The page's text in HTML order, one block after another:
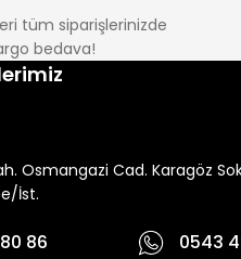
tüm siparişlerinizde
bedava!
Osmangazi Cad. Karagöz
İst.
86
0543